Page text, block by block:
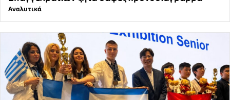
Αναλυτικά